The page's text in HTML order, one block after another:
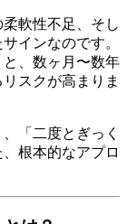
軟性不足、そし
インなのです。
と、数ヶ月〜数年
スクが高まりま
「二度とぎっく
根本的なアプロ